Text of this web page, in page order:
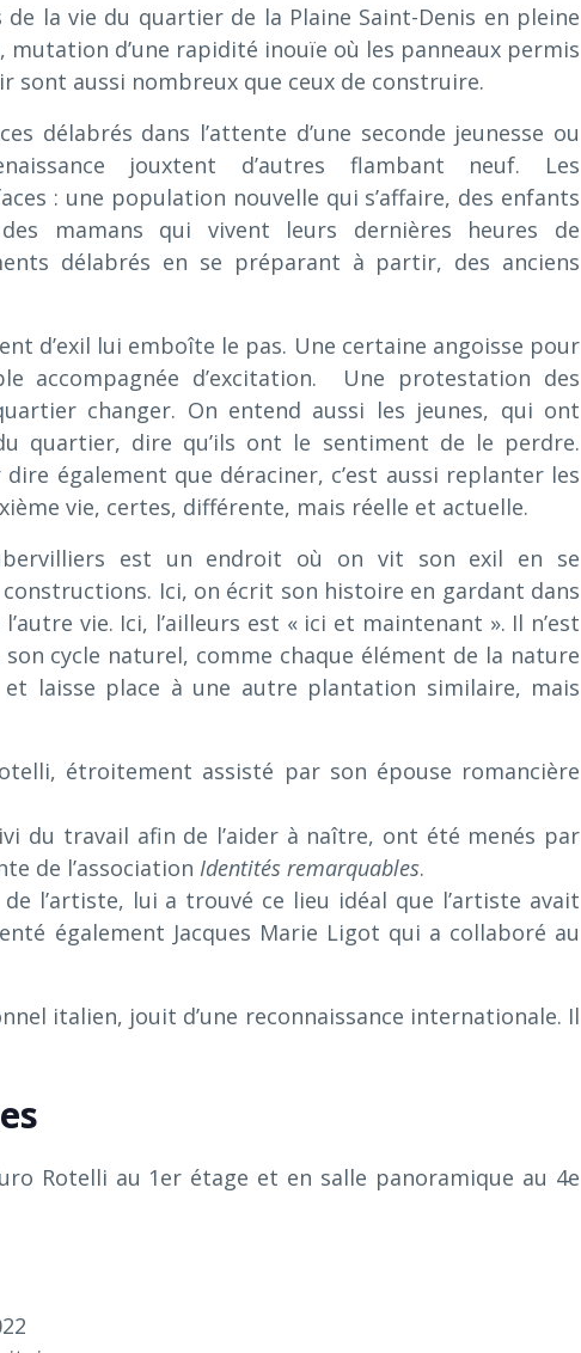
de la vie du quartier de la Plaine Saint-Denis en pleine
mutation d’une rapidité inouïe où les panneaux permis
sont aussi nombreux que ceux de construire.
délabrés dans l’attente d’une seconde jeunesse ou
jouxtent d’autres flambant neuf. Les
: une population nouvelle qui s’affaire, des enfants
des mamans qui vivent leurs dernières heures de
délabrés en se préparant à partir, des anciens
d’exil lui emboîte le pas. Une certaine angoisse pour
accompagnée d’excitation. Une protestation des
changer. On entend aussi les jeunes, qui ont
quartier, dire qu’ils ont le sentiment de le perdre.
également que déraciner, c’est aussi replanter les
vie, certes, différente, mais réelle et actuelle.
est un endroit où on vit son exil en se
Ici, on écrit son histoire en gardant dans
vie. Ici, l’ailleurs est « ici et maintenant ». Il n’est
cycle naturel, comme chaque élément de la nature
et laisse place à une autre plantation similaire, mais
étroitement assisté par son épouse romancière
du travail afin de l’aider à naître, ont été menés par
de l’association Identités remarquables.
de l’artiste, lui a trouvé ce lieu idéal que l’artiste avait
également Jacques Marie Ligot qui a collaboré au
italien, jouit d’une reconnaissance internationale. Il
Rotelli au 1er étage et en salle panoramique au 4e